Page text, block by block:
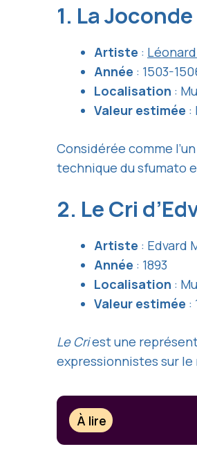
1. La
Artiste :
Année : 1503-
Localisation :
Valeur estimée :
Considérée comme
technique du sfumato
2. Le Cri
Artiste : Edvard
Année : 1893
Localisation :
Valeur estimée :
Le Criest une
expressionnistes sur
À lire